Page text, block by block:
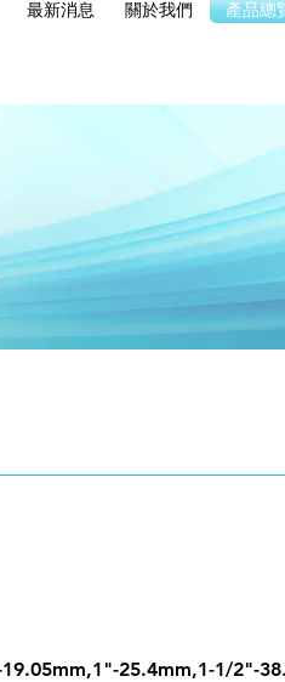
最新消息 關於我們 產品總
25.4mm,1-1/2"-